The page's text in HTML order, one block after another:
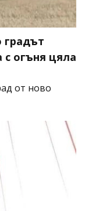
градът
огъня цяла
от ново